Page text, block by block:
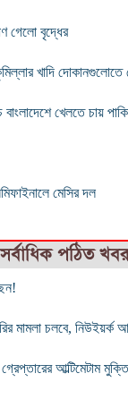
গেলো বৃদ্ধের
খাদি
খেলতে চায়
মেসির দল
সর্বাধিক পঠিত খবর
মামলা চলবে, নিউইয়র্ক
আল্টিমেটাম